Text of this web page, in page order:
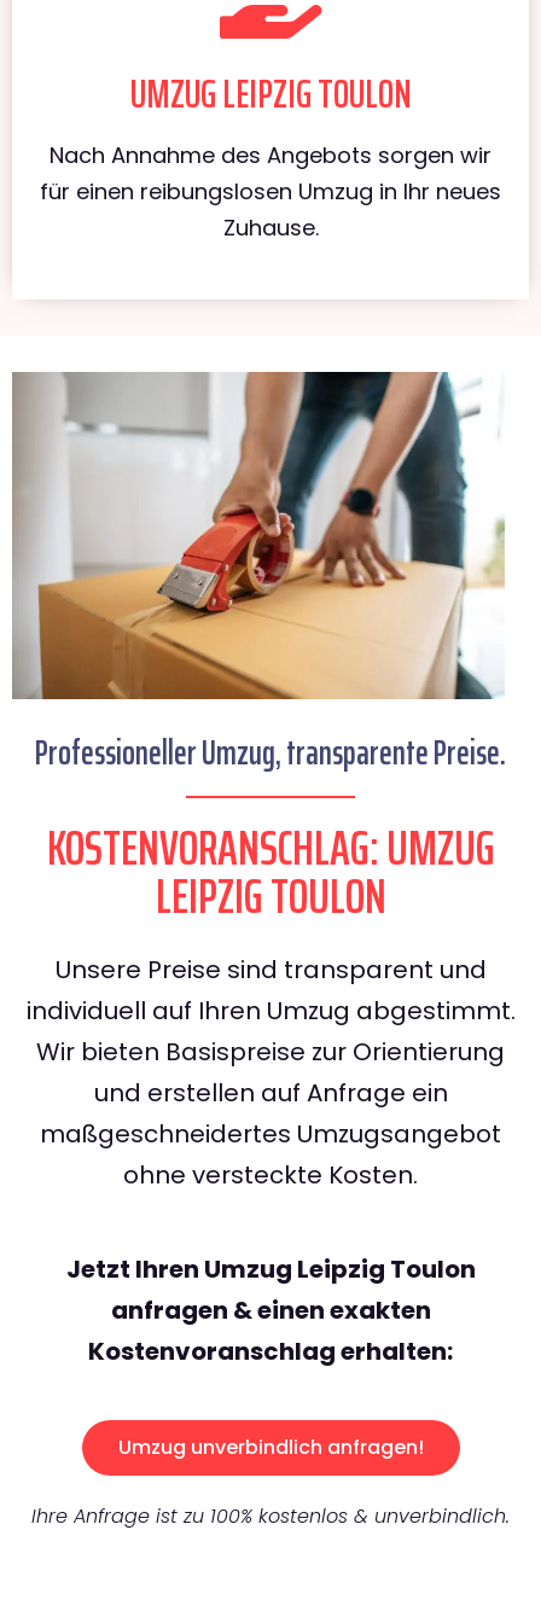
UMZUG LEIPZIG TOULON
Nach Annahme des Angebots sorgen wir
für einen reibungslosen Umzug in Ihr neues
Zuhause.
Professioneller Umzug, transparente Preise.
KOSTENVORANSCHLAG: UMZUG
LEIPZIG TOULON
Unsere Preise sind transparent und
individuell auf Ihren Umzug abgestimmt.
Wir bieten Basispreise zur Orientierung
und erstellen auf Anfrage ein
maßgeschneidertes Umzugsangebot
ohne versteckte Kosten.
Jetzt Ihren Umzug Leipzig Toulon
anfragen & einen exakten
Kostenvoranschlag erhalten:
Umzug unverbindlich anfragen!
Ihre Anfrage ist zu 100% kostenlos & unverbindlich.